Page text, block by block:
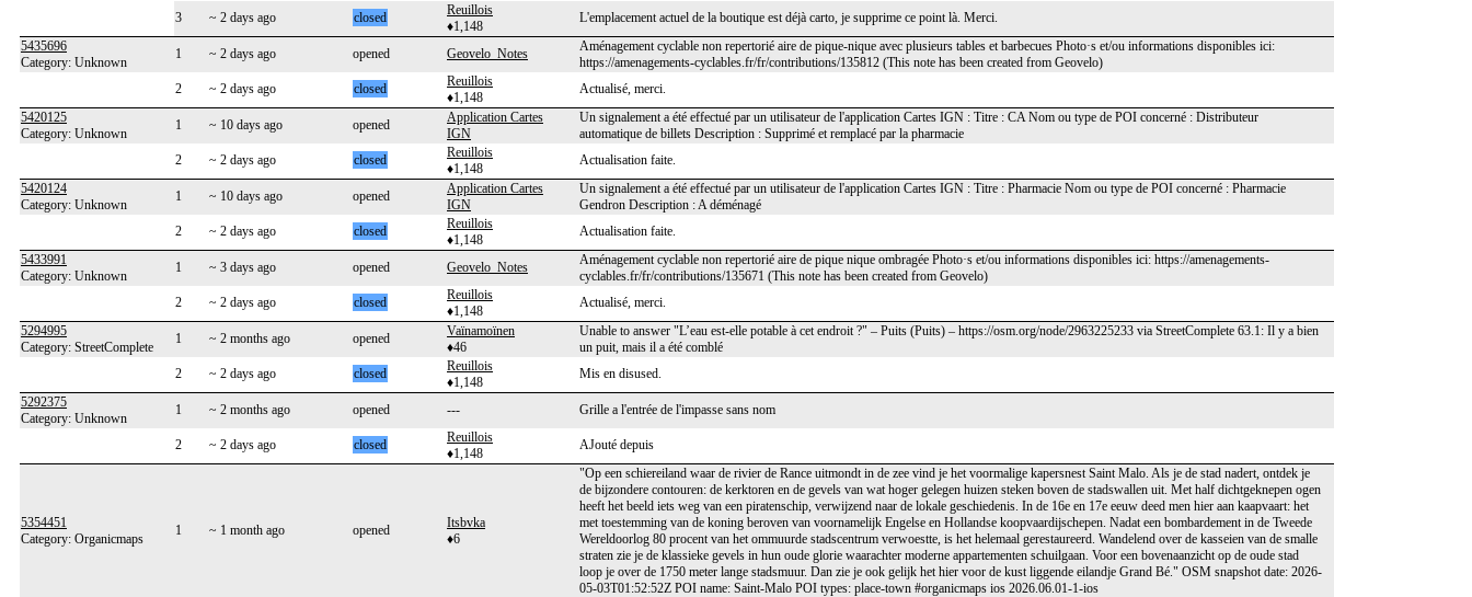
3
~ 2 days ago closed
Reuillois
♦1,148
L'emplacement actuel de la boutique est déjà carto, je supprime ce point là. Merci.
5435696
Category: Unknown
1 ~ 2 days ago opened Geovelo_Notes
Aménagement cyclable non repertorié aire de pique-nique avec plusieurs tables et barbecues Photo·s et/ou informations disponibles ici:
https://amenagements-cyclables.fr/fr/contributions/135812 (This note has been created from Geovelo)
2
~ 2 days ago closed
Reuillois
♦1,148
Actualisé, merci.
5420125
Category: Unknown
1 ~ 10 days ago opened
Application Cartes
IGN
Un signalement a été effectué par un utilisateur de l'application Cartes IGN : Titre : CA Nom ou type de POI concerné : Distributeur
automatique de billets Description : Supprimé et remplacé par la pharmacie
2
~ 2 days ago closed
Reuillois
♦1,148
Actualisation faite.
5420124
Category: Unknown
1 ~ 10 days ago opened
Application Cartes
IGN
Un signalement a été effectué par un utilisateur de l'application Cartes IGN : Titre : Pharmacie Nom ou type de POI concerné : Pharmacie
Gendron Description : A déménagé
2
~ 2 days ago closed
Reuillois
♦1,148
Actualisation faite.
5433991
Category: Unknown
1 ~ 3 days ago opened Geovelo_Notes
Aménagement cyclable non repertorié aire de pique nique ombragée Photo·s et/ou informations disponibles ici: https://amenagements-
cyclables.fr/fr/contributions/135671 (This note has been created from Geovelo)
2
~ 2 days ago closed
Reuillois
♦1,148
Actualisé, merci.
5294995
Category: StreetComplete
1 ~ 2 months ago opened
Vaïnamoïnen
♦46
Unable to answer "L’eau est-elle potable à cet endroit ?" – Puits (Puits) – https://osm.org/node/2963225233 via StreetComplete 63.1: Il y a bien
un puit, mais il a été comblé
2
~ 2 days ago closed
Reuillois
♦1,148
Mis en disused.
5292375
Category: Unknown
1 ~ 2 months ago opened --- Grille a l'entrée de l'impasse sans nom
2 ~ 2 days ago closed
Reuillois
♦1,148
AJouté depuis
5354451
Category: Organicmaps
1 ~ 1 month ago opened
Itsbvka
♦6
"Op een schiereiland waar de rivier de Rance uitmondt in de zee vind je het voormalige kapersnest Saint Malo. Als je de stad nadert, ontdek je
de bijzondere contouren: de kerktoren en de gevels van wat hoger gelegen huizen steken boven de stadswallen uit. Met half dichtgeknepen ogen
heeft het beeld iets weg van een piratenschip, verwijzend naar de lokale geschiedenis. In de 16e en 17e eeuw deed men hier aan kaapvaart: het
met toestemming van de koning beroven van voornamelijk Engelse en Hollandse koopvaardijschepen. Nadat een bombardement in de Tweede
Wereldoorlog 80 procent van het ommuurde stadscentrum verwoestte, is het helemaal gerestaureerd. Wandelend over de kasseien van de smalle
straten zie je de klassieke gevels in hun oude glorie waarachter moderne appartementen schuilgaan. Voor een bovenaanzicht op de oude stad
loop je over de 1750 meter lange stadsmuur. Dan zie je ook gelijk het hier voor de kust liggende eilandje Grand Bé." OSM snapshot date: 2026-
05-03T01:52:52Z POI name: Saint-Malo POI types: place-town #organicmaps ios 2026.06.01-1-ios